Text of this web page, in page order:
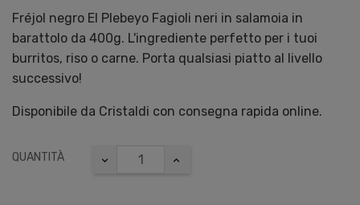
Fréjol negro El Plebeyo Fagioli neri in salamoia in
barattolo da 400g. L'ingrediente perfetto per i tuoi
burritos, riso o carne. Porta qualsiasi piatto al livello
successivo!
Disponibile da Cristaldi con consegna rapida online.
QUANTITÀ